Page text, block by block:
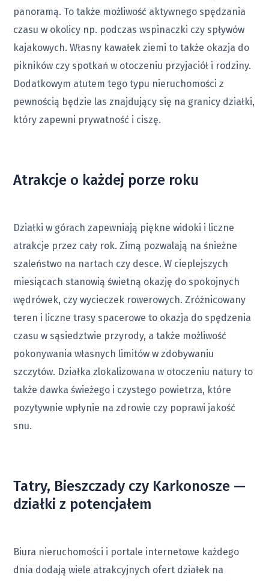
panoramą. To także możliwość aktywnego spędzania
czasu w okolicy np. podczas wspinaczki czy spływów
kajakowych. Własny kawałek ziemi to także okazja do
pikników czy spotkań w otoczeniu przyjaciół i rodziny.
Dodatkowym atutem tego typu nieruchomości z
pewnością będzie las znajdujący się na granicy działki,
który zapewni prywatność i ciszę.
Atrakcje o każdej porze roku
Działki w górach zapewniają piękne widoki i liczne
atrakcje przez cały rok. Zimą pozwalają na śnieżne
szaleństwo na nartach czy desce. W cieplejszych
miesiącach stanowią świetną okazję do spokojnych
wędrówek, czy wycieczek rowerowych. Zróżnicowany
teren i liczne trasy spacerowe to okazja do spędzenia
czasu w sąsiedztwie przyrody, a także możliwość
pokonywania własnych limitów w zdobywaniu
szczytów. Działka zlokalizowana w otoczeniu natury to
także dawka świeżego i czystego powietrza, które
pozytywnie wpłynie na zdrowie czy poprawi jakość
snu.
Tatry, Bieszczady czy Karkonosze —
działki z potencjałem
Biura nieruchomości i portale internetowe każdego
dnia dodają wiele atrakcyjnych ofert działek na